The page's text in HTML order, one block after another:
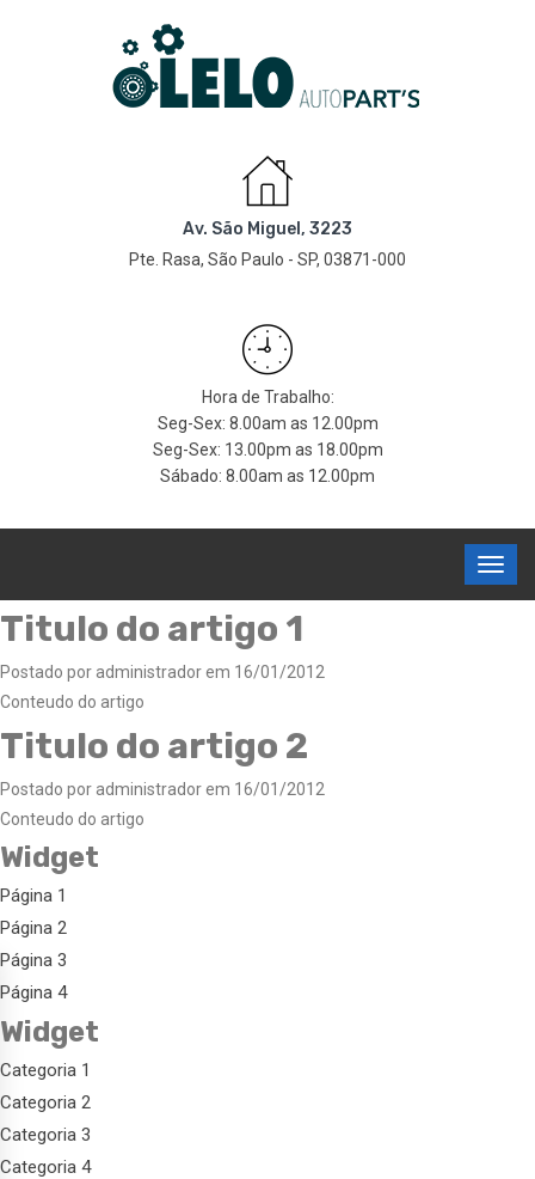
Av. São Miguel, 3223
Pte. Rasa, São Paulo - SP, 03871-000
Hora de Trabalho:
Seg-Sex: 8.00am as 12.00pm
Seg-Sex: 13.00pm as 18.00pm
Sábado: 8.00am as 12.00pm
Titulo do artigo 1
Postado por administrador em 16/01/2012
Conteudo do artigo
Titulo do artigo 2
Postado por administrador em 16/01/2012
Conteudo do artigo
Widget
Página 1
Página 2
Página 3
Página 4
Widget
Categoria 1
Categoria 2
Categoria 3
Categoria 4